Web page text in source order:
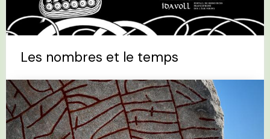
Les nombres et le temps